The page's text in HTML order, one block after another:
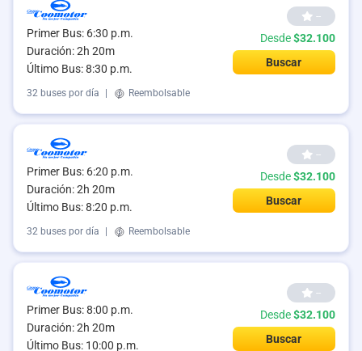
Primer Bus: 6:30 p.m.
Duración: 2h 20m
Último Bus: 8:30 p.m.
--
Desde$32.100
Buscar
32 buses por día Reembolsable
Primer Bus: 6:20 p.m.
Duración: 2h 20m
Último Bus: 8:20 p.m.
--
Desde$32.100
Buscar
32 buses por día Reembolsable
Primer Bus: 8:00 p.m.
Duración: 2h 20m
Último Bus: 10:00 p.m.
--
Desde$32.100
Buscar